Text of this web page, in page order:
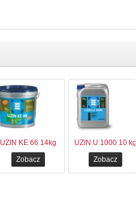
UZIN KE 66 14kg
Zobacz
UZIN U 1000 10 kg
Zobacz